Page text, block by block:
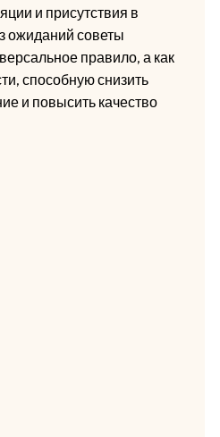
и присутствия в
ожиданий советы
правило, а как
способную снизить
и повысить качество